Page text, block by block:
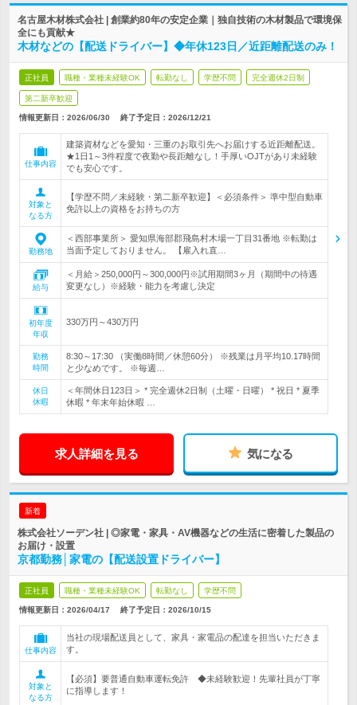
名古屋木材株式会社 | 創業約80年の安定企業｜独自技術の木材製品で環境保
全にも貢献★
木材などの【配送ドライバー】◆年休123日／近距離配送のみ！
正社員 職種・業種未経験OK 転勤なし 学歴不問 完全週休2日制
第二新卒歓迎
情報更新日：2026/06/30 終了予定日： 2026/12/21
仕事内容
建築資材などを愛知・三重のお取引先へお届けする近距離配送。
★1日1～3件程度で夜勤や長距離なし！手厚いOJTがあり未経験
でも安心です。
対象と
なる方
【学歴不問／未経験・第二新卒歓迎】＜必須条件＞ 準中型自動車
免許以上の資格をお持ちの方
勤務地
＜西部事業所＞ 愛知県海部郡飛島村木場一丁目31番地 ※転勤は
当面予定しておりません。 【雇入れ直…
給与
＜月給＞250,000円～300,000円※試用期間3ヶ月（期間中の待遇
変更なし）※経験・能力を考慮し決定
初年度
年収
330万円～430万円
勤務
時間
8:30～17:30 （実働8時間／休憩60分） ※残業は月平均10.17時間
と少なめです。 ※毎週…
休日
休暇
＜年間休日123日＞ * 完全週休2日制（土曜・日曜） * 祝日 * 夏季
休暇 * 年末年始休暇 …
求人詳細を見る 気になる
新着
株式会社ソーデン社 | ◎家電・家具・AV機器などの生活に密着した製品の
お届け・設置
京都勤務│家電の【配送設置ドライバー】
正社員 職種・業種未経験OK 転勤なし 学歴不問
情報更新日：2026/04/17 終了予定日： 2026/10/15
仕事内容
当社の現場配送員として、家具・家電品の配達を担当いただきま
す。
対象と
なる方
【必須】要普通自動車運転免許 ◆未経験歓迎！先輩社員が丁寧
に指導します！